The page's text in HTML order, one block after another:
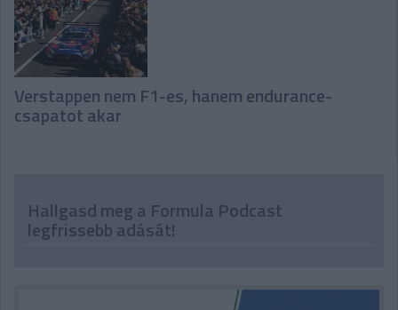
Verstappen nem F1-es, hanem endurance-
csapatot akar
Hallgasd meg a Formula Podcast
legfrissebb adását!